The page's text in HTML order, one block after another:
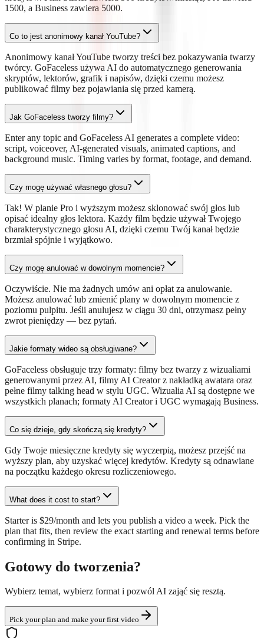
1500, a Business zawiera 5000.
Co to jest anonimowy kanał YouTube?
Anonimowy kanał YouTube tworzy treści bez pokazywania twarzy
twórcy. GoFaceless używa AI do automatycznego generowania
skryptów, lektorów, grafik i napisów, dzięki czemu możesz
publikować filmy bez pojawiania się przed kamerą.
Jak GoFaceless tworzy filmy?
Enter any topic and GoFaceless AI generates a complete video:
script, voiceover, AI-generated visuals, animated captions, and
background music. Timing varies by format, footage, and demand.
Czy mogę używać własnego głosu?
Tak! W planie Pro i wyższym możesz sklonować swój głos lub
opisać idealny głos lektora. Każdy film będzie używał Twojego
charakterystycznego głosu AI, dzięki czemu Twój kanał będzie
brzmiał spójnie i wyjątkowo.
Czy mogę anulować w dowolnym momencie?
Oczywiście. Nie ma żadnych umów ani opłat za anulowanie.
Możesz anulować lub zmienić plany w dowolnym momencie z
poziomu pulpitu. Jeśli anulujesz w ciągu 30 dni, otrzymasz pełny
zwrot pieniędzy — bez pytań.
Jakie formaty wideo są obsługiwane?
GoFaceless obsługuje trzy formaty: filmy bez twarzy z wizualiami
generowanymi przez AI, filmy AI Creator z nakładką awatara oraz
pełne filmy talking head w stylu UGC. Wizualia AI są dostępne we
wszystkich planach; formaty AI Creator i UGC wymagają Business.
Co się dzieje, gdy skończą się kredyty?
Gdy Twoje miesięczne kredyty się wyczerpią, możesz przejść na
wyższy plan, aby uzyskać więcej kredytów. Kredyty są odnawiane
na początku każdego okresu rozliczeniowego.
What does it cost to start?
Starter is $29/month and lets you publish a video a week. Pick the
plan that fits, then review the exact starting and renewal terms before
confirming in Stripe.
Gotowy do tworzenia?
Wybierz temat, wybierz format i pozwól AI zająć się resztą.
Pick your plan and make your first video